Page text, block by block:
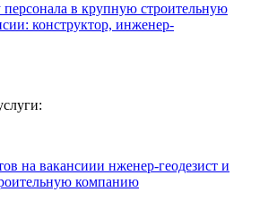
в крупную строительную
конструктор, инженер-
на вакансиии нженер-геодезист и
компанию